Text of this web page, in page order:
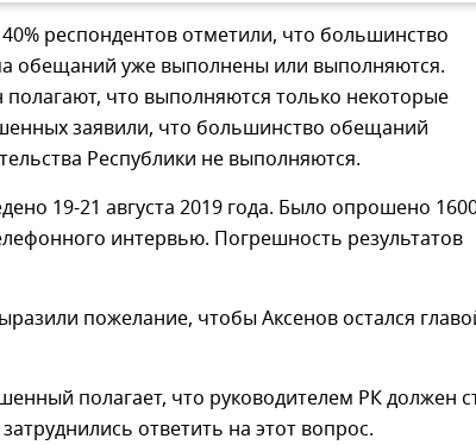
респондентов отметили, что большинство
обещаний уже выполнены или выполняются.
что выполняются только некоторые
заявили, что большинство обещаний
Республики не выполняются.
19-21 августа 2019 года. Было опрошено
интервью. Погрешность результатов
пожелание, чтобы Аксенов остался
полагает, что руководителем РК должен
ответить на этот вопрос.